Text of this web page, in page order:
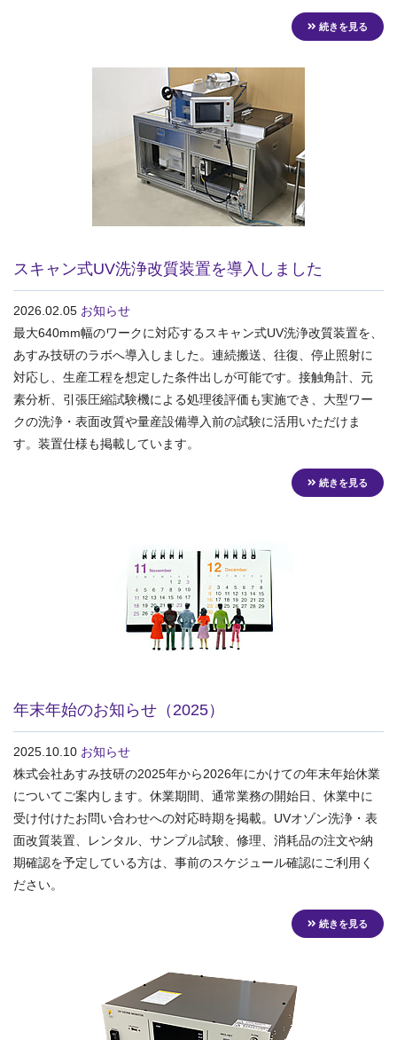
続きを見る
スキャン式UV洗浄改質装置を導入しました
2026.02.05 お知らせ
最大640mm幅のワークに対応するスキャン式UV洗浄改質装置を、
あすみ技研のラボへ導入しました。連続搬送、往復、停止照射に
対応し、生産工程を想定した条件出しが可能です。接触角計、元
素分析、引張圧縮試験機による処理後評価も実施でき、大型ワー
クの洗浄・表面改質や量産設備導入前の試験に活用いただけま
す。装置仕様も掲載しています。
続きを見る
年末年始のお知らせ（2025）
2025.10.10 お知らせ
株式会社あすみ技研の2025年から2026年にかけての年末年始休業
についてご案内します。休業期間、通常業務の開始日、休業中に
受け付けたお問い合わせへの対応時期を掲載。UVオゾン洗浄・表
面改質装置、レンタル、サンプル試験、修理、消耗品の注文や納
期確認を予定している方は、事前のスケジュール確認にご利用く
ださい。
続きを見る